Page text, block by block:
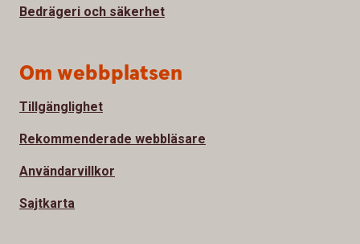
Bedrägeri och säkerhet
Om webbplatsen
Tillgänglighet
Rekommenderade webbläsare
Användarvillkor
Sajtkarta